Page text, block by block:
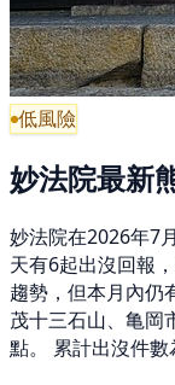
低風險
妙法院最新
妙法院在2026年7
天有6起出沒回報
趨勢，但本月內仍
茂十三石山、亀岡
點。 累計出沒件數